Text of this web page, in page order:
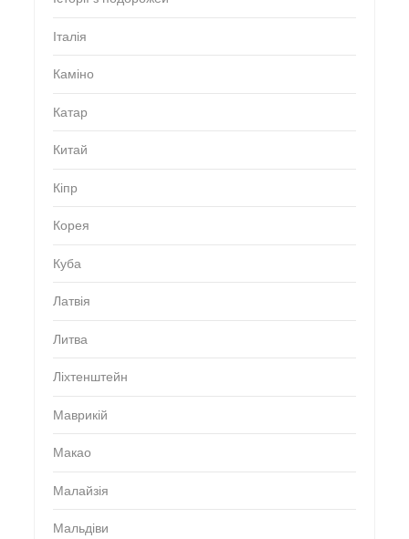
Італія
Каміно
Катар
Китай
Кіпр
Корея
Куба
Латвія
Литва
Ліхтенштейн
Маврикій
Макао
Малайзія
Мальдіви